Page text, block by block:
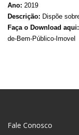
Ano: 2019
Descrição: Dispõe
Faça o Download aqui:
de-Bem-Público-Imovel
Fale Conosco